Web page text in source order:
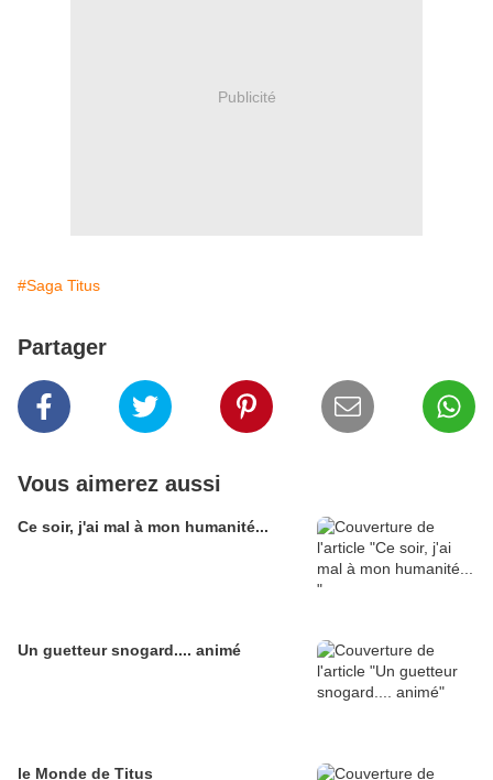
Publicité
#Saga Titus
Partager
Vous aimerez aussi
Ce soir, j'ai mal à mon humanité...
Un guetteur snogard.... animé
le Monde de Titus